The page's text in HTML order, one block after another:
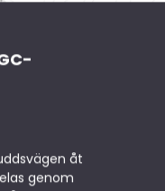
åt
genom